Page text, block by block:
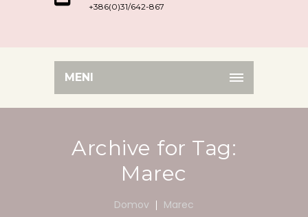
+386(0)31/642-867
MENI
Archive for Tag:
Marec
Domov Marec